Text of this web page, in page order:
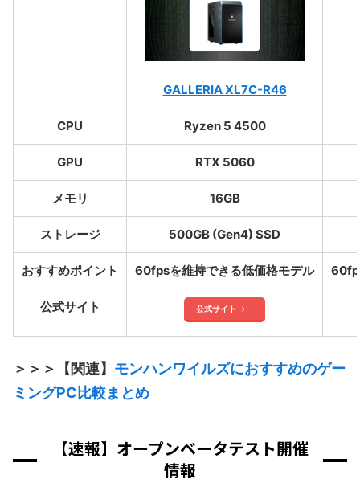
GALLERIA XL7C-R46
CPU Ryzen 5 4500
GPU RTX 5060
メモリ 16GB
ストレージ 500GB (Gen4) SSD
おすすめポイント 60fpsを維持できる低価格モデル
公式サイト 公式サイト
＞＞＞【関連】 モンハンワイルズにおすすめのゲー
ミングPC比較まとめ
【速報】オープンベータテスト開催
情報